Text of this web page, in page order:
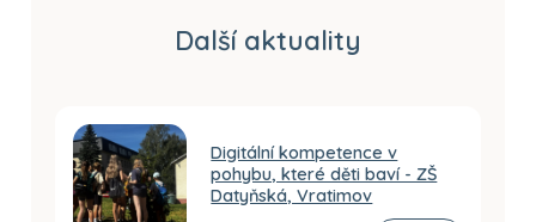
Další aktuality
Digitální kompetence v
pohybu, které děti baví - ZŠ
Datyňská, Vratimov